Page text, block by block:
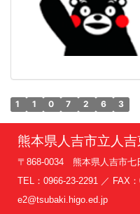
1 1 0 7 2 6 3
熊本県人吉市立人
〒868-0034 熊本県人吉市七
TEL：0966-23-2291 ／ FAX
e2@tsubaki.higo.ed.jp